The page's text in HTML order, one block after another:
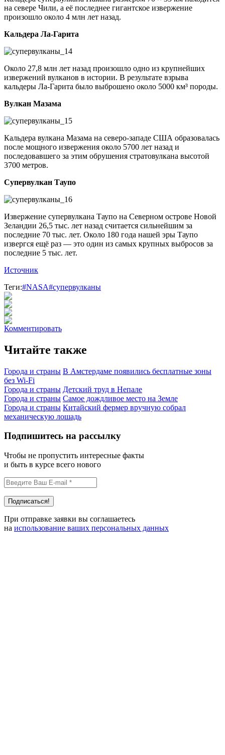
на севере Чили, а её последнее гигантское извержение
произошло около 4 млн лет назад.
Кальдера Ла-Гарита
Около 27,8 млн лет назад произошло одно из крупнейших
извержений вулканов в истории. В результате взрыва
кальдеры Ла-Гарита было выброшено около 5000 км³ породы.
Вулкан Мазама
Кальдера вулкана Мазама на северо-западе США образовалась
после мощного извержения около 5700 лет назад и
последовавшего за этим обрушения стратовулкана высотой
3700 метров.
Супервулкан Таупо
Извержение супервулкана Таупо на Северном острове Новой
Зеландии 26,5 тыс. лет назад считается сильнейшим за
последние 70 тыс. лет. Около 180 года нашей эры Таупо
извергся ещё раз — это один из самых крупных выбросов за
последние 5 тыс. лет.
Источник
Теги:#NASA#супервулканы
Комментировать
Читайте также
Города и страны В Амстердаме появились бесплатные зоны
без Wi-Fi
Города и страны Детский труд в Непале
Города и страны Самое дождливое место на Земле
Города и страны Китайский фермер вручную собрал
механическую лошадь
Подпишитесь на рассылку
Чтобы не пропустить интересные факты
и быть в курсе всего нового
При отправке заявки вы соглашаетесь
на использование ваших персональных данных